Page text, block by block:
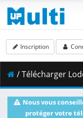
Inscription
/ Télécharger Lodoss-tou_Senki_-
Nous vous
protéger votre